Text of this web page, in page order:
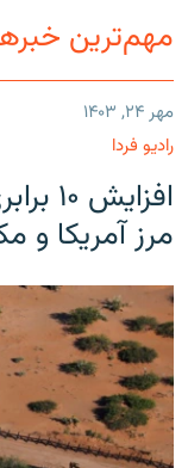
مهم‌ترین
مهر ۲۴, ۱۴۰۳
رادیو فردا
مرز آمریکا و